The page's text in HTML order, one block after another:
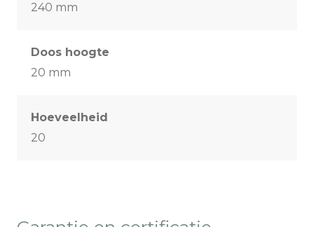
240 mm
Doos hoogte
20 mm
Hoeveelheid
20